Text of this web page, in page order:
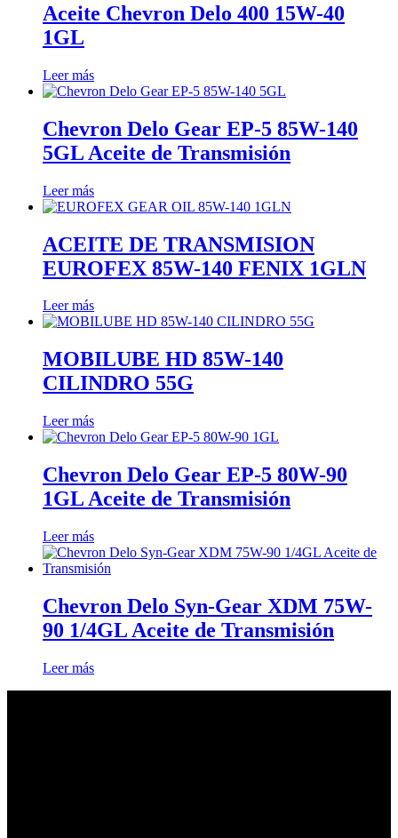
Aceite Chevron Delo 400 15W-40
1GL
Leer más
Chevron Delo Gear EP-5 85W-140
5GL Aceite de Transmisión
Leer más
ACEITE DE TRANSMISION
EUROFEX 85W-140 FENIX 1GLN
Leer más
MOBILUBE HD 85W-140
CILINDRO 55G
Leer más
Chevron Delo Gear EP-5 80W-90
1GL Aceite de Transmisión
Leer más
Chevron Delo Syn-Gear XDM 75W-
90 1/4GL Aceite de Transmisión
Leer más